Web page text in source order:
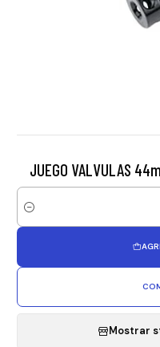
JUEGO VALVULAS
Cantidad
Mostrar